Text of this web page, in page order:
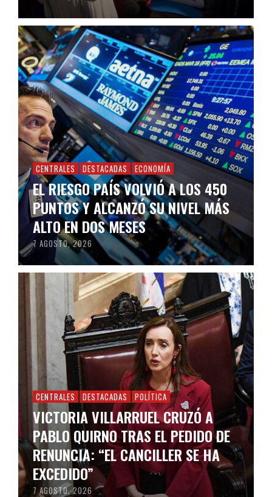
CENTRALES DESTACADAS ECONOMÍA
EL RIESGO PAÍS VOLVIÓ A LOS 450
PUNTOS Y ALCANZÓ SU NIVEL MÁS
ALTO EN DOS MESES
7 AGOSTO, 2026
CENTRALES DESTACADAS POLÍTICA
VICTORIA VILLARRUEL CRUZÓ A
PABLO QUIRNO TRAS EL PEDIDO DE
RENUNCIA: “EL CANCILLER SE HA
EXCEDIDO”
7 AGOSTO, 2026